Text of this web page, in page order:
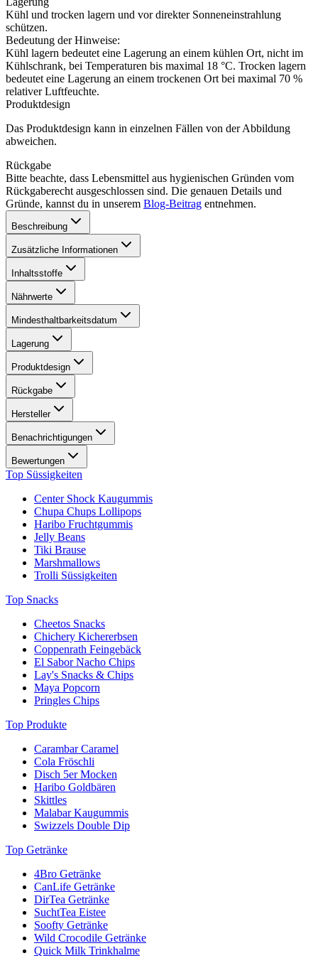
Kühl und trocken lagern und vor direkter Sonneneinstrahlung
schützen.
Bedeutung der Hinweise:
Kühl lagern bedeutet eine Lagerung an einem kühlen Ort, nicht im
Kühlschrank, bei Temperaturen bis maximal 18 °C. Trocken lagern
bedeutet eine Lagerung an einem trockenen Ort bei maximal 70 %
relativer Luftfeuchte.
Produktdesign
Das Produktdesign kann in einzelnen Fällen von der Abbildung
abweichen.
Rückgabe
Bitte beachte, dass Lebensmittel aus hygienischen Gründen vom
Rückgaberecht ausgeschlossen sind. Die genauen Details und
Gründe, kannst du in unserem Blog-Beitrag entnehmen.
Beschreibung
Zusätzliche Informationen
Inhaltsstoffe
Nährwerte
Mindesthaltbarkeitsdatum
Lagerung
Produktdesign
Rückgabe
Hersteller
Benachrichtigungen
Bewertungen
Top Süssigkeiten
Center Shock Kaugummis
Chupa Chups Lollipops
Haribo Fruchtgummis
Jelly Beans
Tiki Brause
Marshmallows
Trolli Süssigkeiten
Top Snacks
Cheetos Snacks
Chichery Kichererbsen
Coppenrath Feingebäck
El Sabor Nacho Chips
Lay's Snacks & Chips
Maya Popcorn
Pringles Chips
Top Produkte
Carambar Caramel
Cola Fröschli
Disch 5er Mocken
Haribo Goldbären
Skittles
Malabar Kaugummis
Swizzels Double Dip
Top Getränke
4Bro Getränke
CanLife Getränke
DirTea Getränke
SuchtTea Eistee
Soofty Getränke
Wild Crocodile Getränke
Quick Milk Trinkhalme